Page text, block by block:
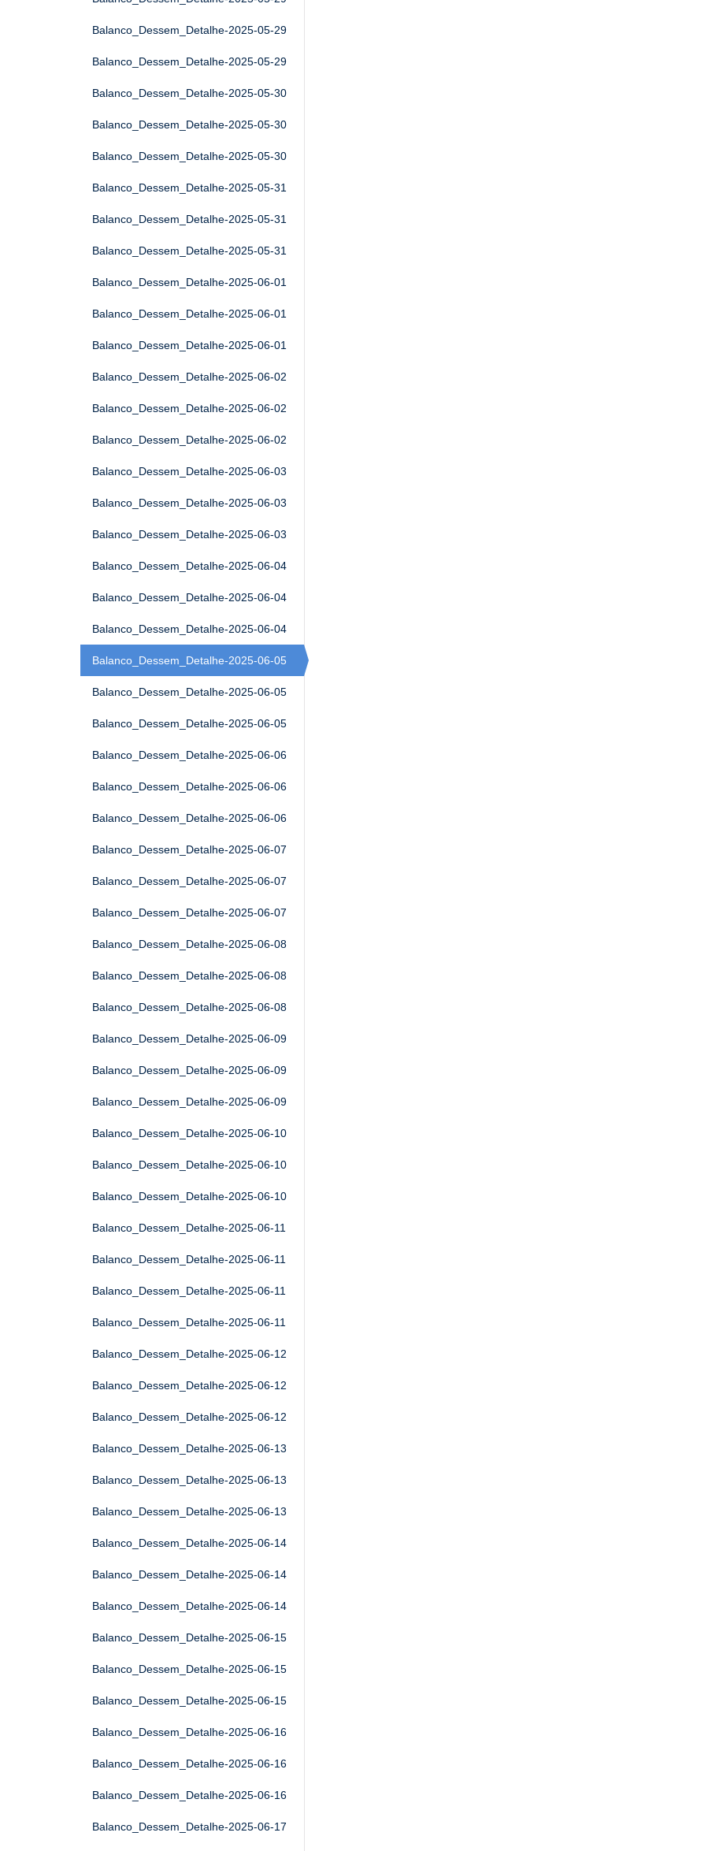
Balanco_Dessem_Detalhe-2025-05-29
Balanco_Dessem_Detalhe-2025-05-29
Balanco_Dessem_Detalhe-2025-05-30
Balanco_Dessem_Detalhe-2025-05-30
Balanco_Dessem_Detalhe-2025-05-30
Balanco_Dessem_Detalhe-2025-05-31
Balanco_Dessem_Detalhe-2025-05-31
Balanco_Dessem_Detalhe-2025-05-31
Balanco_Dessem_Detalhe-2025-06-01
Balanco_Dessem_Detalhe-2025-06-01
Balanco_Dessem_Detalhe-2025-06-01
Balanco_Dessem_Detalhe-2025-06-02
Balanco_Dessem_Detalhe-2025-06-02
Balanco_Dessem_Detalhe-2025-06-02
Balanco_Dessem_Detalhe-2025-06-03
Balanco_Dessem_Detalhe-2025-06-03
Balanco_Dessem_Detalhe-2025-06-03
Balanco_Dessem_Detalhe-2025-06-04
Balanco_Dessem_Detalhe-2025-06-04
Balanco_Dessem_Detalhe-2025-06-04
Balanco_Dessem_Detalhe-2025-06-05
Balanco_Dessem_Detalhe-2025-06-05
Balanco_Dessem_Detalhe-2025-06-05
Balanco_Dessem_Detalhe-2025-06-06
Balanco_Dessem_Detalhe-2025-06-06
Balanco_Dessem_Detalhe-2025-06-06
Balanco_Dessem_Detalhe-2025-06-07
Balanco_Dessem_Detalhe-2025-06-07
Balanco_Dessem_Detalhe-2025-06-07
Balanco_Dessem_Detalhe-2025-06-08
Balanco_Dessem_Detalhe-2025-06-08
Balanco_Dessem_Detalhe-2025-06-08
Balanco_Dessem_Detalhe-2025-06-09
Balanco_Dessem_Detalhe-2025-06-09
Balanco_Dessem_Detalhe-2025-06-09
Balanco_Dessem_Detalhe-2025-06-10
Balanco_Dessem_Detalhe-2025-06-10
Balanco_Dessem_Detalhe-2025-06-10
Balanco_Dessem_Detalhe-2025-06-11
Balanco_Dessem_Detalhe-2025-06-11
Balanco_Dessem_Detalhe-2025-06-11
Balanco_Dessem_Detalhe-2025-06-11
Balanco_Dessem_Detalhe-2025-06-12
Balanco_Dessem_Detalhe-2025-06-12
Balanco_Dessem_Detalhe-2025-06-12
Balanco_Dessem_Detalhe-2025-06-13
Balanco_Dessem_Detalhe-2025-06-13
Balanco_Dessem_Detalhe-2025-06-13
Balanco_Dessem_Detalhe-2025-06-14
Balanco_Dessem_Detalhe-2025-06-14
Balanco_Dessem_Detalhe-2025-06-14
Balanco_Dessem_Detalhe-2025-06-15
Balanco_Dessem_Detalhe-2025-06-15
Balanco_Dessem_Detalhe-2025-06-15
Balanco_Dessem_Detalhe-2025-06-16
Balanco_Dessem_Detalhe-2025-06-16
Balanco_Dessem_Detalhe-2025-06-16
Balanco_Dessem_Detalhe-2025-06-17